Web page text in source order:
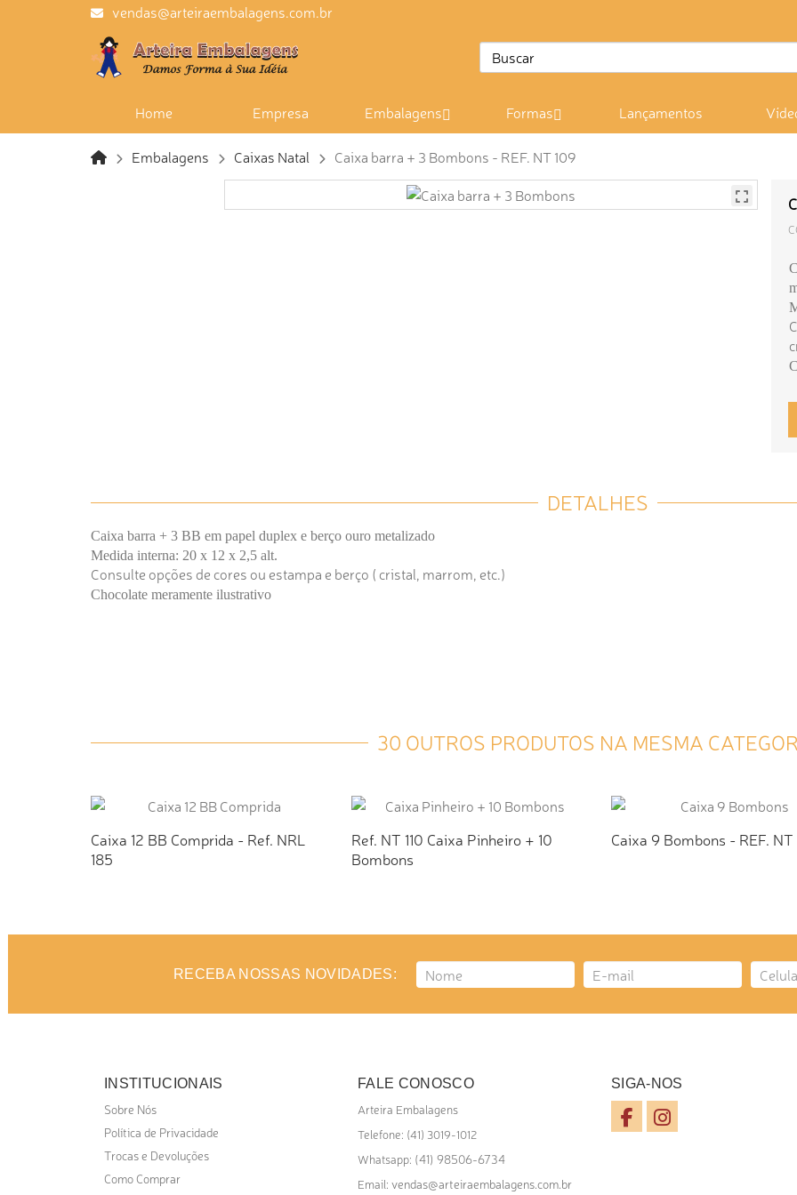
vendas@arteiraembalagens.com.br
Home Empresa Embalagens Formas Lançamentos
Embalagens Caixas Natal Caixa barra + 3 Bombons - REF. NT 109
DETALHES
Caixa barra + 3 BB em papel duplex e berço ouro metalizado
Medida interna: 20 x 12 x 2,5 alt.
Consulte opções de cores ou estampa e berço ( cristal, marrom, etc.)
Chocolate meramente ilustrativo
30 OUTROS PRODUTOS NA MESMA
Caixa 12 BB Comprida - Ref. NRL
185
Ref. NT 110 Caixa Pinheiro + 10
Bombons
Caixa 9 Bombons - REF. NT
RECEBA NOSSAS NOVIDADES:
INSTITUCIONAIS
Sobre Nós
Política de Privacidade
Trocas e Devoluções
Como Comprar
FALE CONOSCO
Arteira Embalagens
Telefone: (41) 3019-1012
Whatsapp: (41) 98506-6734
Email: vendas@arteiraembalagens.com.br
SIGA-NOS